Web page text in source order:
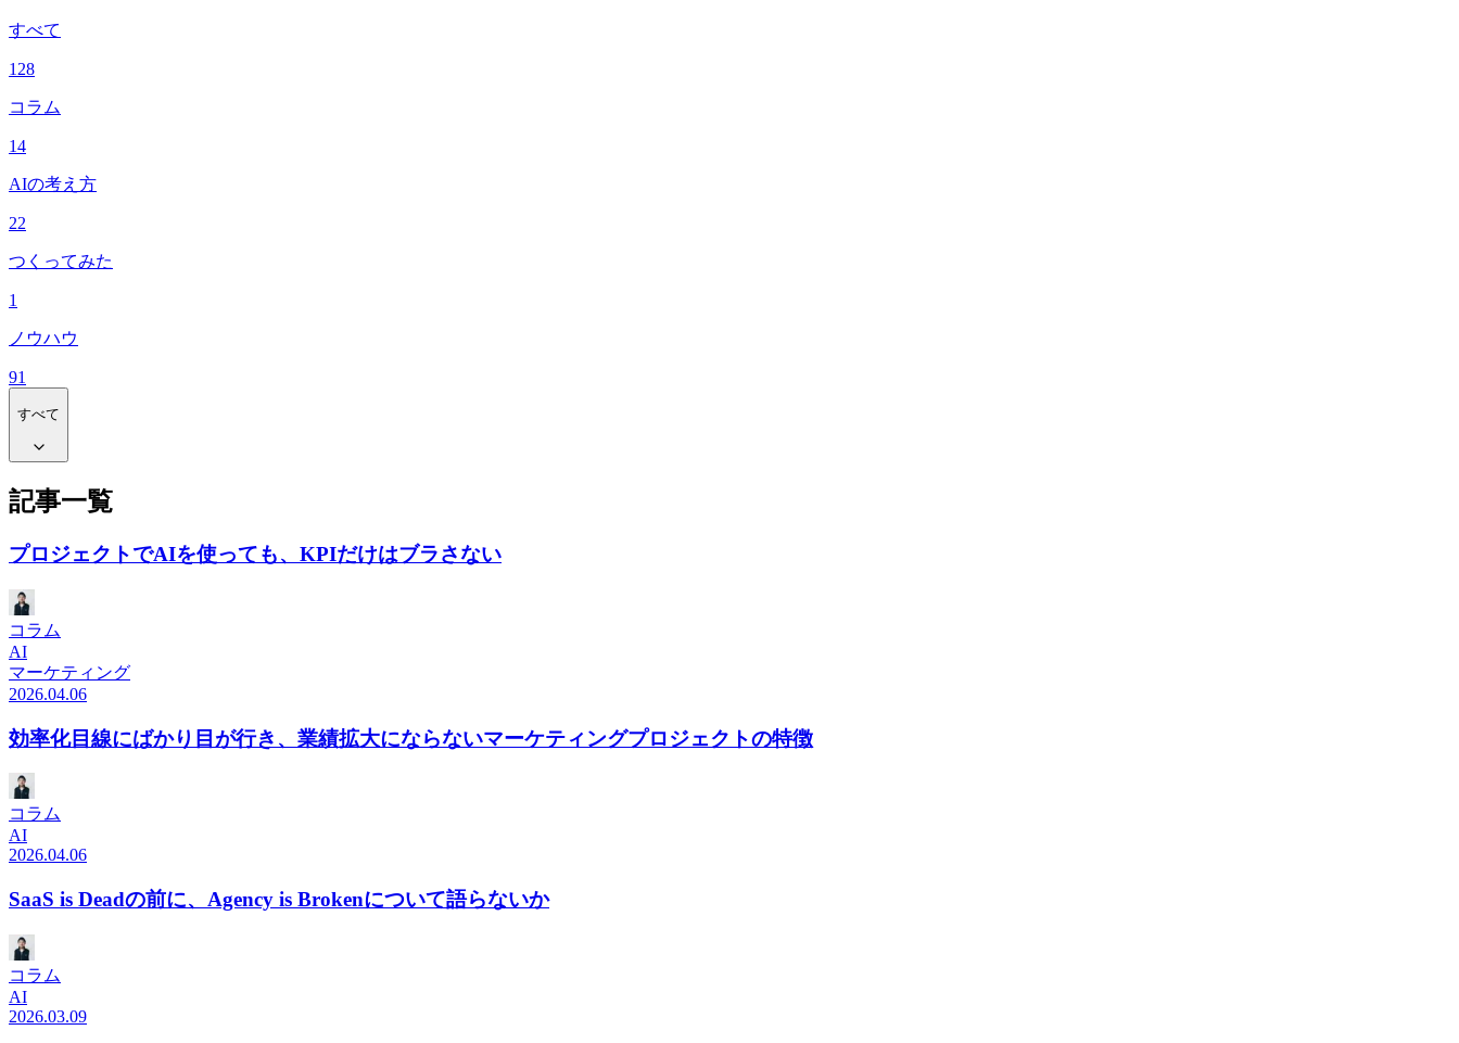
すべて
128
コラム
14
AIの考え方
22
つくってみた
1
ノウハウ
91
すべて
記事一覧
プロジェクトでAIを使っても、KPIだけはブラさない
コラム
AI
マーケティング
2026.04.06
効率化目線にばかり目が行き、業績拡大にならないマーケティングプロジェクトの特徴
コラム
AI
2026.04.06
SaaS is Deadの前に、Agency is Brokenについて語らないか
コラム
AI
2026.03.09